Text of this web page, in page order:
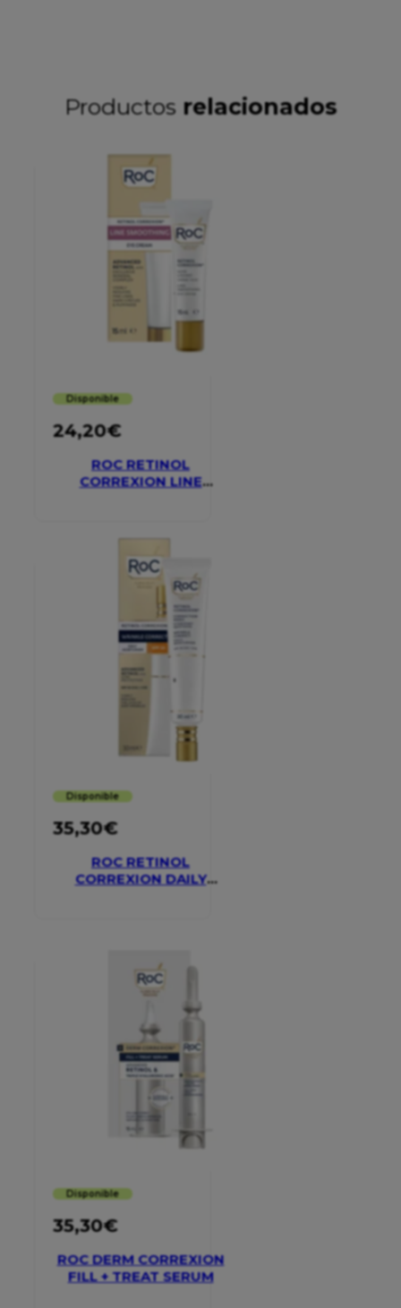
Productos relacionados
Disponible
24,20€
ROC RETINOL
CORREXION LINE
Disponible
35,30€
ROC RETINOL
CORREXION DAILY
Disponible
35,30€
ROC DERM CORREXION
FILL + TREAT SERUM